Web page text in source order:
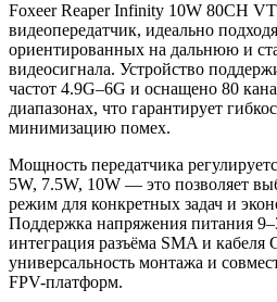
Foxeer Reaper Infinity 10W 80CH
видеопередатчик, идеально
ориентированных на дальнюю и
видеосигнала. Устройство
частот 4.9G–6G и оснащено 80
диапазонах, что гарантирует
минимизацию помех.
Мощность передатчика
5W, 7.5W, 10W — это позволяет
режим для конкретных задач и
Поддержка напряжения питания
интеграция разъёма SMA и кабеля
универсальность монтажа и
FPV-платформ.